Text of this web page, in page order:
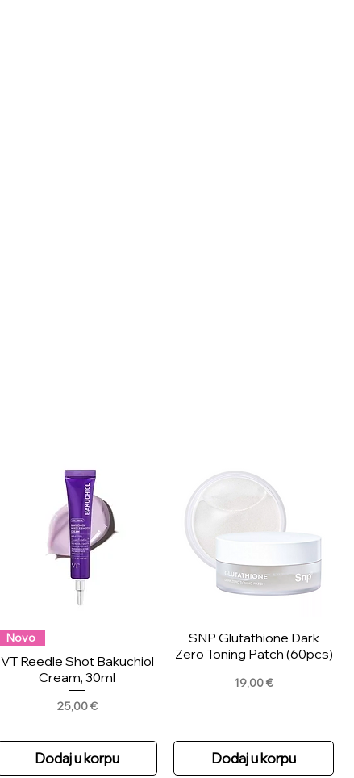
Novo
VT Reedle Shot Bakuchiol
Cream, 30ml
Price
25,00 €
Dodaj u korpu
SNP Glutathione Dark
Zero Toning Patch (60pcs)
Price
19,00 €
Dodaj u korpu